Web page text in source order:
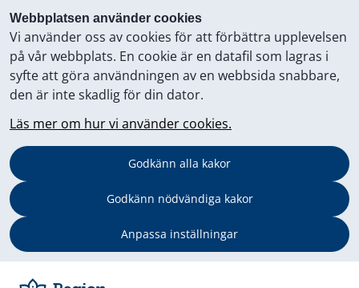
Webbplatsen använder cookies
Vi använder oss av cookies för att förbättra upplevelsen
på vår webbplats. En cookie är en datafil som lagras i
syfte att göra användningen av en webbsida snabbare,
den är inte skadlig för din dator.
Läs mer om hur vi använder cookies.
Godkänn alla kakor
Godkänn nödvändiga kakor
Anpassa inställningar